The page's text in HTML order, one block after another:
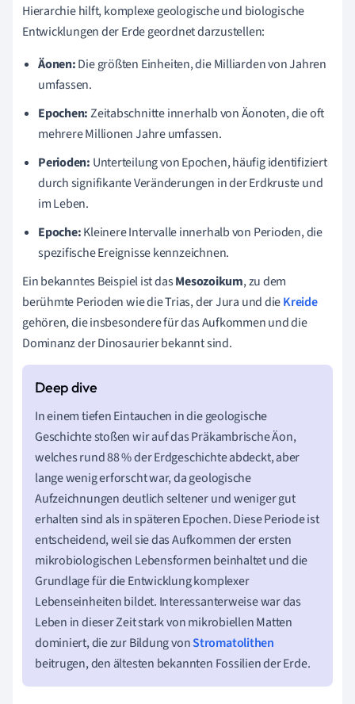
Hierarchie hilft, komplexe geologische und biologische
Entwicklungen der Erde geordnet darzustellen:
Äonen:Die größten Einheiten, die Milliarden von Jahren
umfassen.
Epochen:Zeitabschnitte innerhalb von Äonoten, die oft
mehrere Millionen Jahre umfassen.
Perioden: Unterteilung von Epochen, häufig identifiziert
durch signifikante Veränderungen in der Erdkruste und
im Leben.
Epoche:Kleinere Intervalle innerhalb von Perioden, die
spezifische Ereignisse kennzeichnen.
Ein bekanntes Beispiel ist dasMesozoikum, zu dem
berühmte Perioden wie die Trias, der Jura und dieKreide
gehören, die insbesondere für das Aufkommen und die
Dominanz der Dinosaurier bekannt sind.
In einem tiefen Eintauchen in die geologische
Geschichte stoßen wir auf das Präkambrische Äon,
welches rund 88 % der Erdgeschichte abdeckt, aber
lange wenig erforscht war, da geologische
Aufzeichnungen deutlich seltener und weniger gut
erhalten sind als in späteren Epochen. Diese Periode ist
entscheidend, weil sie das Aufkommen der ersten
mikrobiologischen Lebensformen beinhaltet und die
Grundlage für die Entwicklung komplexer
Lebenseinheiten bildet. Interessanterweise war das
Leben in dieser Zeit stark von mikrobiellen Matten
dominiert, die zur Bildung vonStromatolithen
beitrugen, den ältesten bekannten Fossilien der Erde.